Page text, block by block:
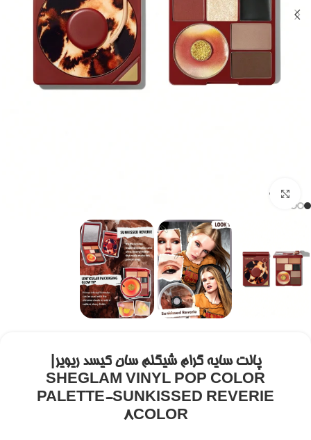
برای بزرگنمایی کلیک کنید
پالت سایه گرام شیگلم سان کیسد ریویر|
SHEGLAM VINYL POP COLOR
PALETTE-SUNKISSED REVERIE
8COLOR